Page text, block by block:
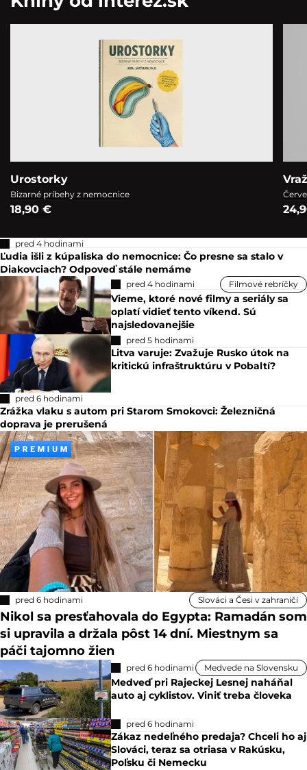
Urostorky
Bizarné príbehy z nemocnice
18,90 €
pred 4 hodinami
Ľudia išli z kúpaliska do nemocnice: Čo presne sa stalo v
Diakovciach? Odpoveď stále nemáme
pred 4 hodinami Filmové rebríčky
Vieme, ktoré nové filmy a seriály sa
oplatí vidieť tento víkend. Sú
najsledovanejšie
pred 5 hodinami
Litva varuje: Zvažuje Rusko útok na
kritickú infraštruktúru v Pobaltí?
pred 6 hodinami
Zrážka vlaku s autom pri Starom Smokovci: Železničná
doprava je prerušená
pred 6 hodinami Slováci a Česi v zahraničí
Nikol sa presťahovala do Egypta: Ramadán som
si upravila a držala pôst 14 dní. Miestnym sa
páči tajomno žien
pred 6 hodinami Medvede na Slovensku
Medveď pri Rajeckej Lesnej naháňal
auto aj cyklistov. Viniť treba človeka
pred 6 hodinami
Zákaz nedeľného predaja? Chceli ho aj
Slováci, teraz sa otriasa v Rakúsku,
Poľsku či Nemecku